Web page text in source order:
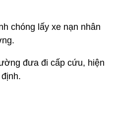
chóng lấy xe nạn nhân
đưa đi cấp cứu, hiện